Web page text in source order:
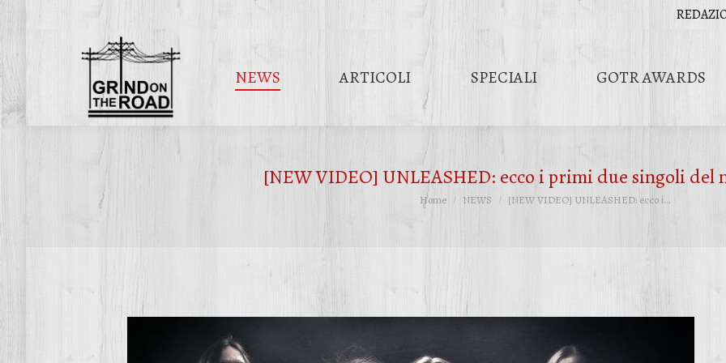
NEWS ARTICOLI SPECIALI GOTR AWARDS
[NEW VIDEO] UNLEASHED: ecco i primi due singoli del
Tu sei qui:
Home NEWS [NEW VIDEO] UNLEASHED: ecco i…